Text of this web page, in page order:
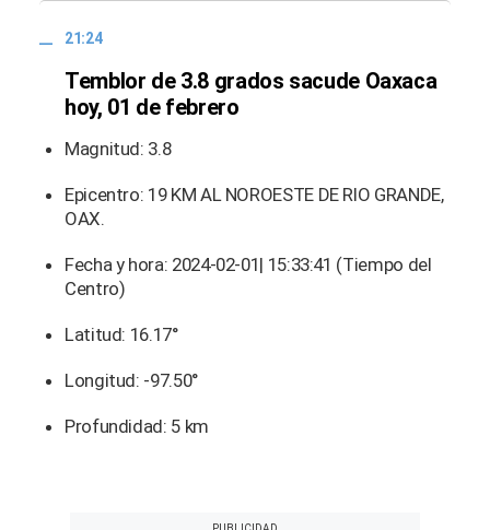
21:24
Temblor de 3.8 grados sacude Oaxaca
hoy, 01 de febrero
Magnitud: 3.8
Epicentro: 19 KM AL NOROESTE DE RIO GRANDE,
OAX.
Fecha y hora: 2024-02-01| 15:33:41 (Tiempo del
Centro)
Latitud: 16.17°
Longitud: -97.50°
Profundidad: 5 km